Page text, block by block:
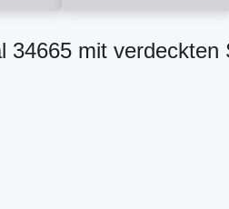
mit verdeckten